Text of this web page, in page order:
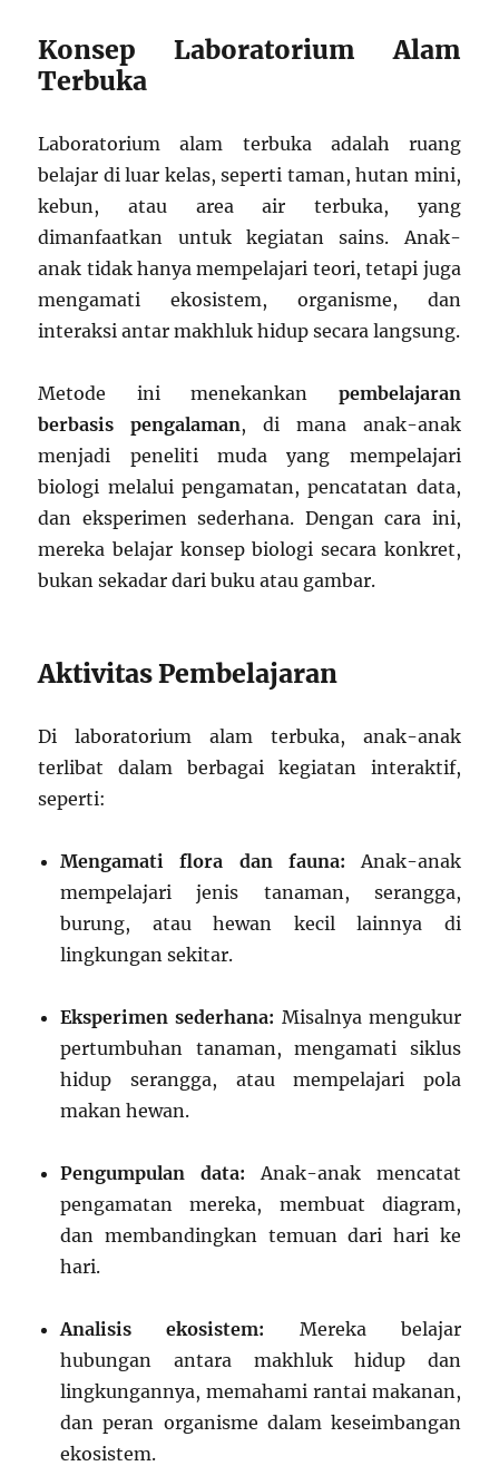
Konsep Laboratorium Alam
Terbuka
Laboratorium alam terbuka adalah ruang
belajar di luar kelas, seperti taman, hutan mini,
kebun, atau area air terbuka, yang
dimanfaatkan untuk kegiatan sains. Anak-
anak tidak hanya mempelajari teori, tetapi juga
mengamati ekosistem, organisme, dan
interaksi antar makhluk hidup secara langsung.
Metode ini menekankan pembelajaran
berbasis pengalaman, di mana anak-anak
menjadi peneliti muda yang mempelajari
biologi melalui pengamatan, pencatatan data,
dan eksperimen sederhana. Dengan cara ini,
mereka belajar konsep biologi secara konkret,
bukan sekadar dari buku atau gambar.
Aktivitas Pembelajaran
Di laboratorium alam terbuka, anak-anak
terlibat dalam berbagai kegiatan interaktif,
seperti:
Mengamati flora dan fauna: Anak-anak
mempelajari jenis tanaman, serangga,
burung, atau hewan kecil lainnya di
lingkungan sekitar.
Eksperimen sederhana: Misalnya mengukur
pertumbuhan tanaman, mengamati siklus
hidup serangga, atau mempelajari pola
makan hewan.
Pengumpulan data: Anak-anak mencatat
pengamatan mereka, membuat diagram,
dan membandingkan temuan dari hari ke
hari.
Analisis ekosistem: Mereka belajar
hubungan antara makhluk hidup dan
lingkungannya, memahami rantai makanan,
dan peran organisme dalam keseimbangan
ekosistem.